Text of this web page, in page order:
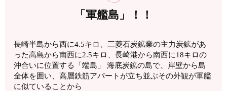
「軍艦島」！！
長崎半島から西に4.5キロ、三菱石炭鉱業の主力炭鉱があ
った高島から南西に2.5キロ、長崎港から南西に18キロの
沖合いに位置する「端島」 海底炭鉱の島で、岸壁から島
全体を囲い、高層鉄筋アパートが立ち並ぶその外観が軍艦
に似ていることから